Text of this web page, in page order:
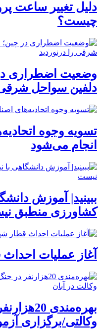
دلیل تغییر ساعت
چیست؟
وضعیت اضطراری
دلفین سواحل شرقی
تسویه وجوه
انجام می‌شود
ببینید| آموزش
کشاورزی منطبق
آغاز عملیات
وکالتی/برگزاری